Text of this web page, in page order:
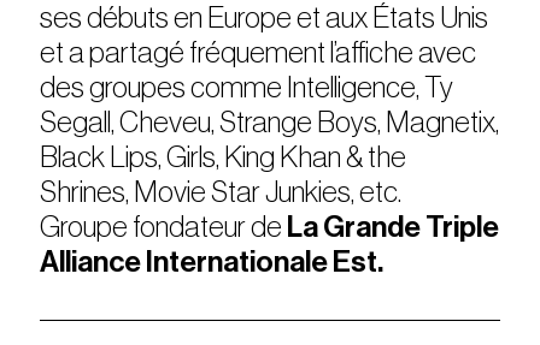
ses débuts en Europe et aux États Unis
et a partagé fréquement l’affiche avec
des groupes comme Intelligence, Ty
Segall, Cheveu, Strange Boys, Magnetix,
Black Lips, Girls, King Khan & the
Shrines, Movie Star Junkies, etc.
Groupe fondateur de La Grande Triple
Alliance Internationale Est.